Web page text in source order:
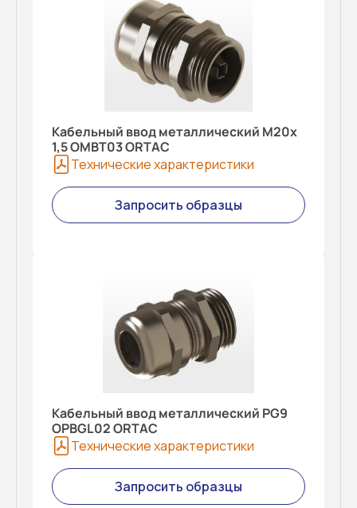
Кабельный ввод металлический M20x
1,5 OMBT03 ORTAC
Технические характеристики
Запросить образцы
Кабельный ввод металлический PG9
OPBGL02 ORTAC
Технические характеристики
Запросить образцы